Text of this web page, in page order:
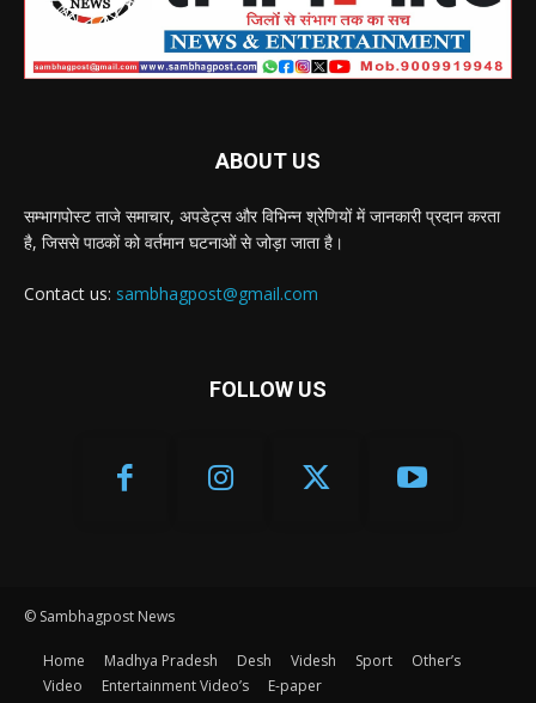
ABOUT US
सम्भागपोस्ट ताजे समाचार, अपडेट्स और विभिन्न श्रेणियों में जानकारी प्रदान करता
है, जिससे पाठकों को वर्तमान घटनाओं से जोड़ा जाता है।
Contact us: sambhagpost@gmail.com
FOLLOW US
© Sambhagpost News
Home Madhya Pradesh Desh Videsh Sport
Other’s
Video
Entertainment Video’s E-paper